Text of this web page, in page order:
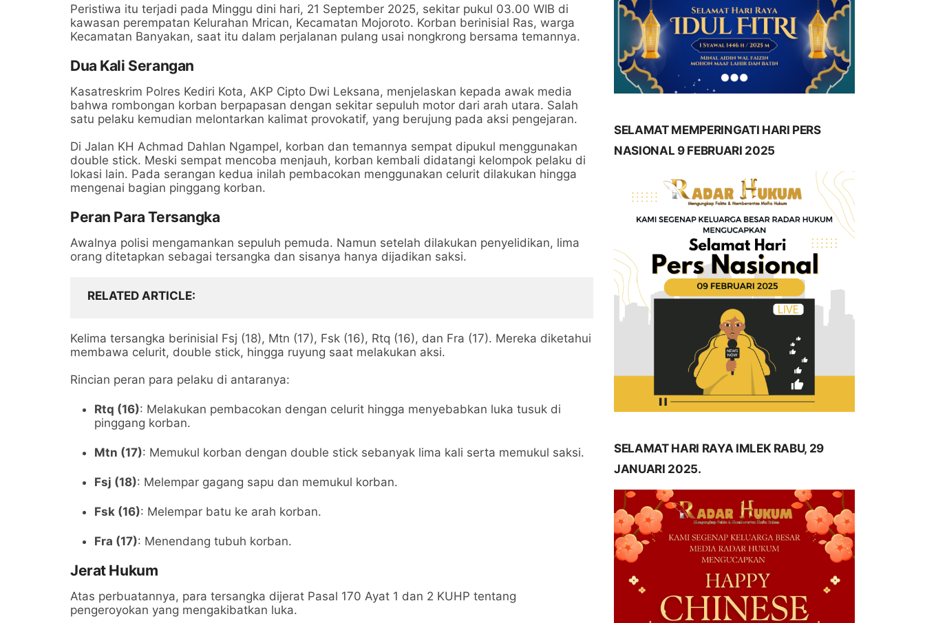
Peristiwa itu terjadi pada Minggu dini hari, 21 September 2025, sekitar pukul 03.00 WIB di
kawasan perempatan Kelurahan Mrican, Kecamatan Mojoroto. Korban berinisial Ras, warga
Kecamatan Banyakan, saat itu dalam perjalanan pulang usai nongkrong bersama temannya.
Dua Kali Serangan
Kasatreskrim Polres Kediri Kota, AKP Cipto Dwi Leksana, menjelaskan kepada awak media
bahwa rombongan korban berpapasan dengan sekitar sepuluh motor dari arah utara. Salah
satu pelaku kemudian melontarkan kalimat provokatif, yang berujung pada aksi pengejaran.
Di Jalan KH Achmad Dahlan Ngampel, korban dan temannya sempat dipukul menggunakan
double stick. Meski sempat mencoba menjauh, korban kembali didatangi kelompok pelaku di
lokasi lain. Pada serangan kedua inilah pembacokan menggunakan celurit dilakukan hingga
mengenai bagian pinggang korban.
Peran Para Tersangka
Awalnya polisi mengamankan sepuluh pemuda. Namun setelah dilakukan penyelidikan, lima
orang ditetapkan sebagai tersangka dan sisanya hanya dijadikan saksi.
RELATED ARTICLE
Kelima tersangka berinisial Fsj (18), Mtn (17), Fsk (16), Rtq (16), dan Fra (17). Mereka diketahui
membawa celurit, double stick, hingga ruyung saat melakukan aksi.
Rincian peran para pelaku di antaranya:
Rtq (16): Melakukan pembacokan dengan celurit hingga menyebabkan luka tusuk di
pinggang korban.
Mtn (17): Memukul korban dengan double stick sebanyak lima kali serta memukul saksi.
Fsj (18): Melempar gagang sapu dan memukul korban.
Fsk (16): Melempar batu ke arah korban.
Fra (17): Menendang tubuh korban.
Jerat Hukum
Atas perbuatannya, para tersangka dijerat Pasal 170 Ayat 1 dan 2 KUHP tentang
pengeroyokan yang mengakibatkan luka.
SELAMAT MEMPERINGATI HARI PERS
NASIONAL 9 FEBRUARI 2025
SELAMAT HARI RAYA IMLEK RABU, 29
JANUARI 2025.